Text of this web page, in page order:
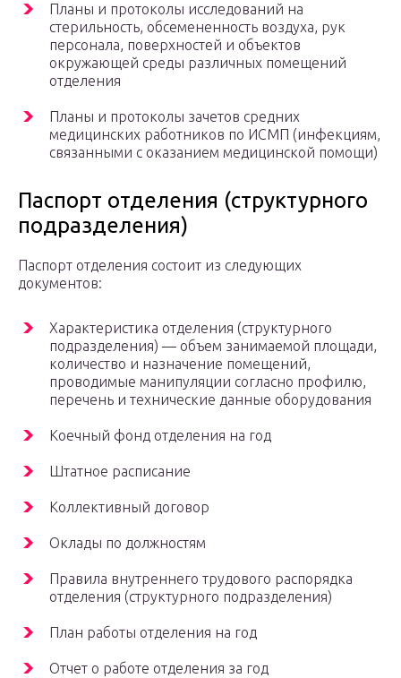
Планы и протоколы исследований на
стерильность, обсемененность воздуха, рук
персонала, поверхностей и объектов
окружающей среды различных помещений
отделения
Планы и протоколы зачетов средних
медицинских работников по ИСМП (инфекциям,
связанными с оказанием медицинской помощи)
Паспорт отделения (структурного
подразделения)
Паспорт отделения состоит из следующих
документов:
Характеристика отделения (структурного
подразделения) — объем занимаемой площади,
количество и назначение помещений,
проводимые манипуляции согласно профилю,
перечень и технические данные оборудования
Коечный фонд отделения на год
Штатное расписание
Коллективный договор
Оклады по должностям
Правила внутреннего трудового распорядка
отделения (структурного подразделения)
План работы отделения на год
Отчет о работе отделения за год